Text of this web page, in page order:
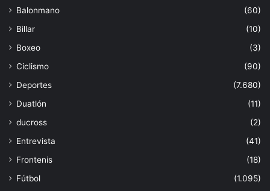
Balonmano
(60)
Billar
(10)
Boxeo
(3)
Ciclismo
(90)
Deportes
(7.680)
Duatlón
(11)
ducross
(2)
Entrevista
(41)
Frontenis
(18)
Fútbol
(1.095)